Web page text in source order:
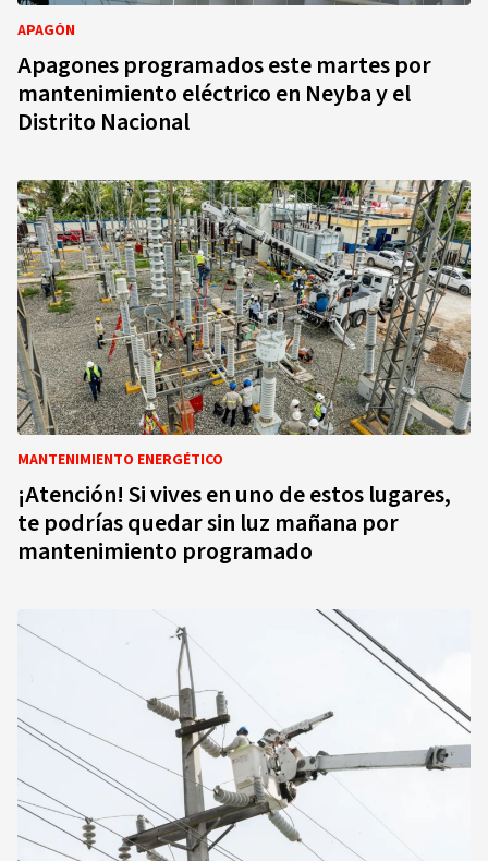
APAGÓN
Apagones programados este martes por
mantenimiento eléctrico en Neyba y el
Distrito Nacional
MANTENIMIENTO ENERGÉTICO
¡Atención! Si vives en uno de estos lugares,
te podrías quedar sin luz mañana por
mantenimiento programado